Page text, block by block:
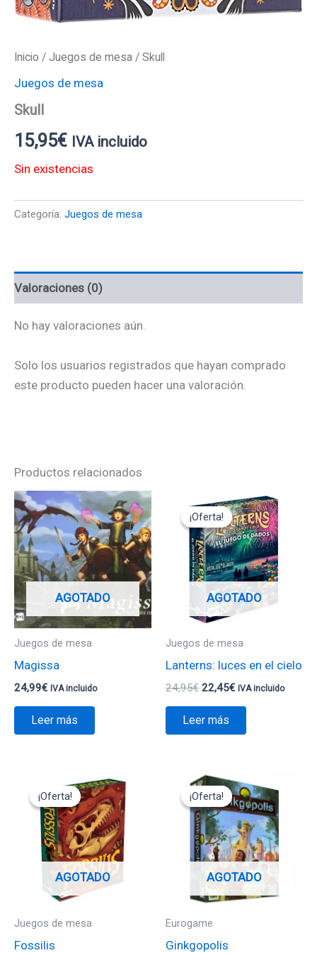
Inicio / Juegos de mesa / Skull
Juegos de mesa
Skull
15,95€ IVA incluido
Sin existencias
Categoría: Juegos de mesa
Valoraciones (0)
No hay valoraciones aún.
Solo los usuarios registrados que hayan comprado
este producto pueden hacer una valoración.
Productos relacionados
AGOTADO
Juegos de mesa
Magissa
24,99€ IVA incluido
Leer más
¡Oferta!
AGOTADO
¡Oferta!
Juegos de mesa
Lanterns: luces en el cielo
24,95€
precio
original
era:
24,95€.
22,45€
El
precio
actual
es:
22,45€.
IVA incluido
Leer más
¡Oferta!
AGOTADO
¡Oferta!
Juegos de mesa
Fossilis
precio
original
era:
44,95€.
precio
actual
es:
22,45€.
¡Oferta!
AGOTADO
¡Oferta!
Eurogame
Ginkgopolis
El
precio
original
era:
49,95€.
precio
actual
es:
34,95€.